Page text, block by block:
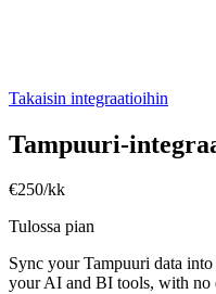
Takaisin integraatioihin
Tampuuri-
€250/kk
Tulossa pian
Sync your Tampuuri data
your AI and BI tools, with no